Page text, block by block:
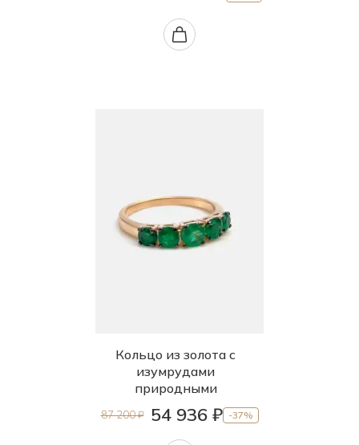
Кольцо из золота с
изумрудами
природными
87 200 ₽ 54 936 ₽ -37%